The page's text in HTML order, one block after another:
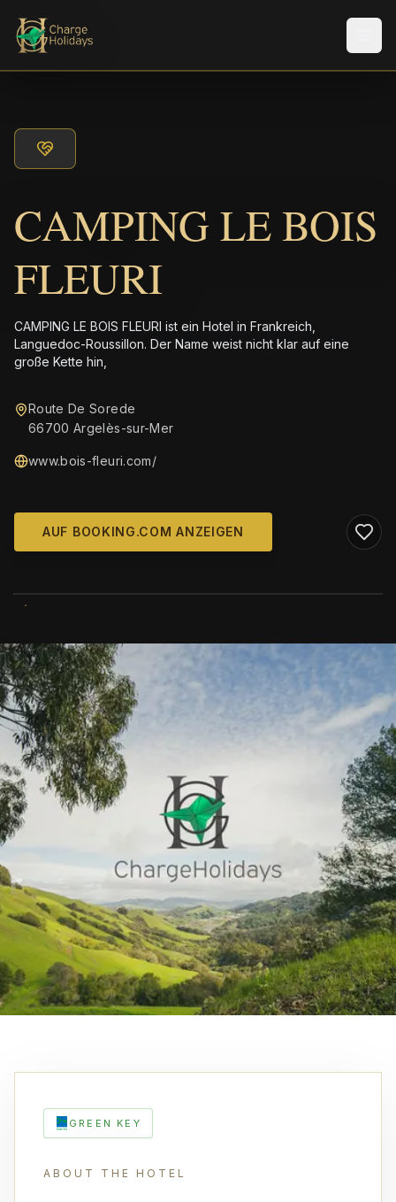
CAMPING LE BOIS
FLEURI
CAMPING LE BOIS FLEURI ist ein Hotel in Frankreich,
Languedoc-Roussillon. Der Name weist nicht klar auf eine
große Kette hin,
Route De Sorede
66700 Argelès-sur-Mer
www.bois-fleuri.com/
AUF BOOKING.COM ANZEIGEN
GREEN KEY
ABOUT THE HOTEL